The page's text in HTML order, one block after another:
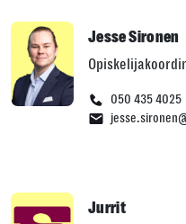
Jesse Sironen
050 435 4025
Jurrit